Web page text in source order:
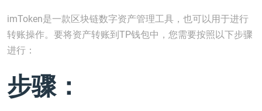
imToken是一款区块链数字资产管理工具，也可以用于进行
转账操作。要将资产转账到TP钱包中，您需要按照以下步骤
进行：
步骤：